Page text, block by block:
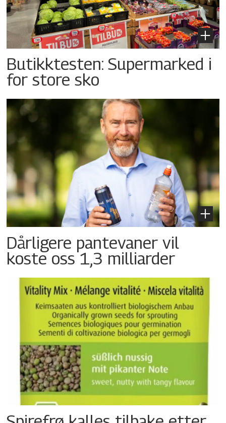
Butikktesten: Supermarked i
for store sko
Dårligere pantevaner vil
koste oss 1,3 milliarder